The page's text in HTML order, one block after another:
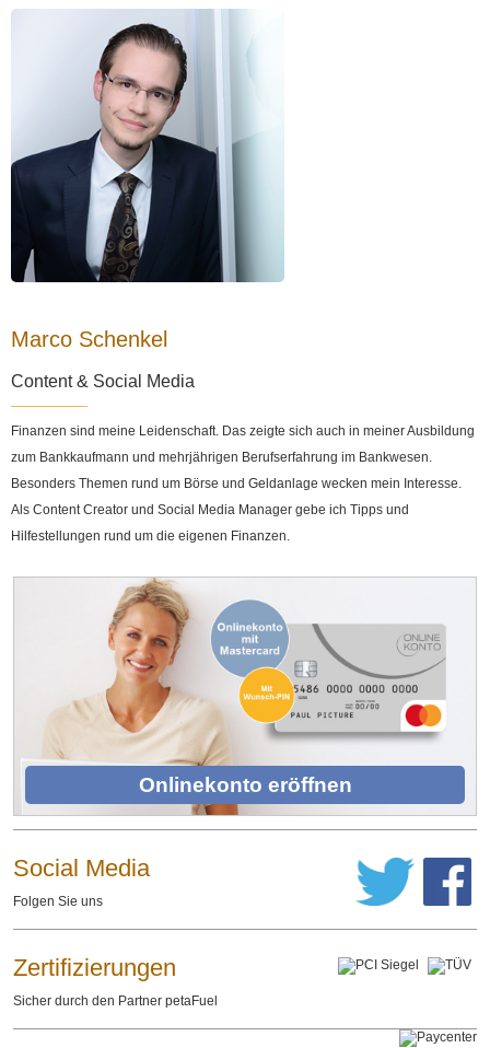
Marco Schenkel
Content & Social Media
Finanzen sind meine Leidenschaft. Das zeigte sich auch in meiner Ausbildung
zum Bankkaufmann und mehrjährigen Berufserfahrung im Bankwesen.
Besonders Themen rund um Börse und Geldanlage wecken mein Interesse.
Als Content Creator und Social Media Manager gebe ich Tipps und
Hilfestellungen rund um die eigenen Finanzen.
Onlinekonto eröffnen
Social Media
Folgen Sie uns
Zertifizierungen
Sicher durch den Partner petaFuel